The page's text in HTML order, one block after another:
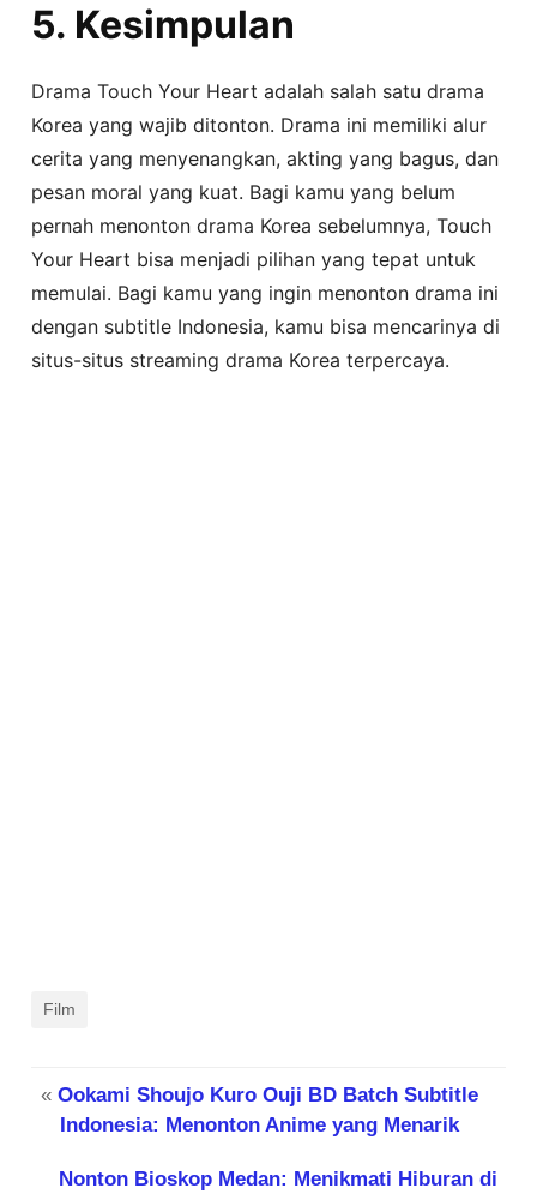
5. Kesimpulan
Drama Touch Your Heart adalah salah satu drama
Korea yang wajib ditonton. Drama ini memiliki alur
cerita yang menyenangkan, akting yang bagus, dan
pesan moral yang kuat. Bagi kamu yang belum
pernah menonton drama Korea sebelumnya, Touch
Your Heart bisa menjadi pilihan yang tepat untuk
memulai. Bagi kamu yang ingin menonton drama ini
dengan subtitle Indonesia, kamu bisa mencarinya di
situs-situs streaming drama Korea terpercaya.
Film
« Ookami Shoujo Kuro Ouji BD Batch Subtitle
Indonesia: Menonton Anime yang Menarik
Nonton Bioskop Medan: Menikmati Hiburan di